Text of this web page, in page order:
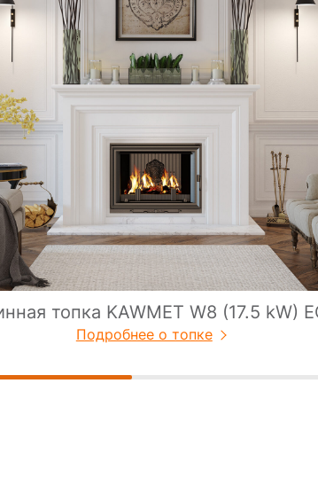
топка KAWMET W8 (17.5 kW)
Подробнее о топке